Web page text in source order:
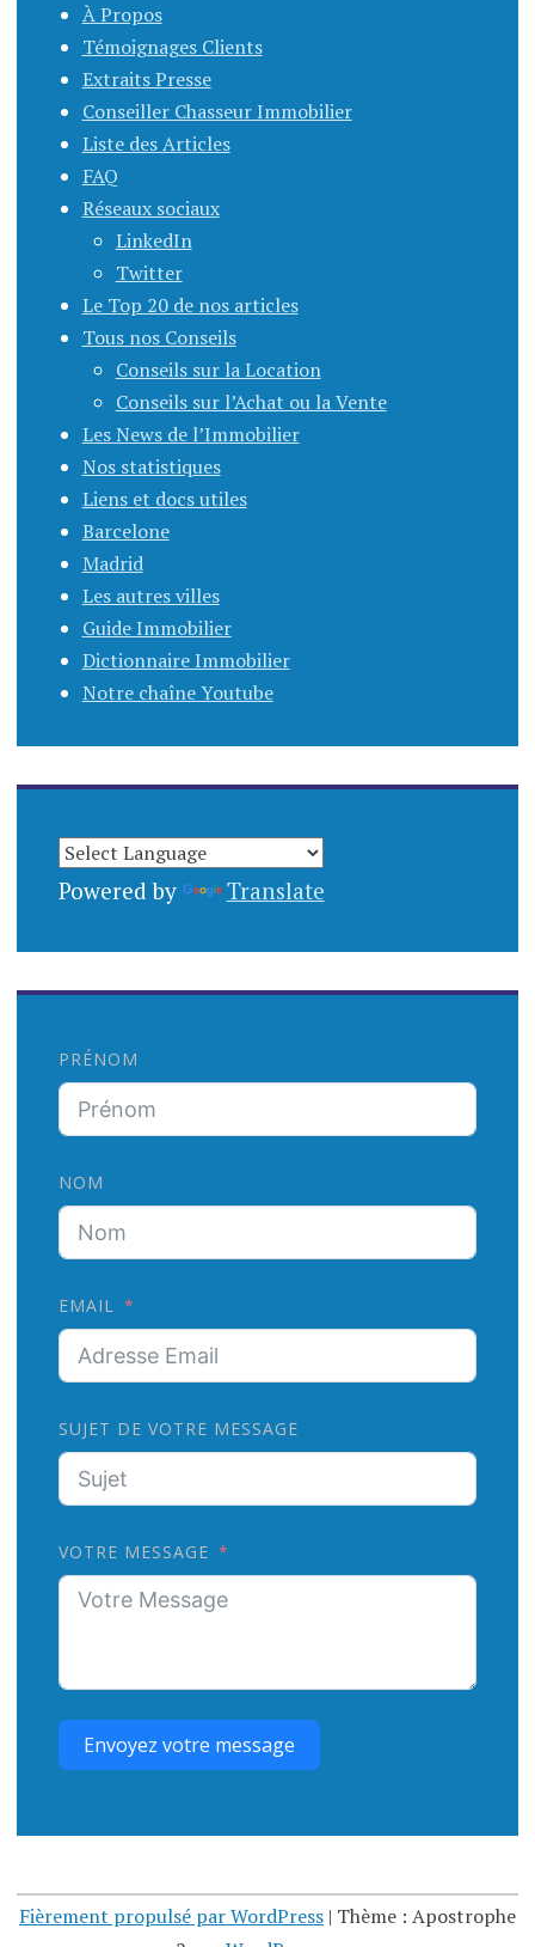
À Propos
Témoignages Clients
Extraits Presse
Conseiller Chasseur Immobilier
Liste des Articles
FAQ
Réseaux sociaux
LinkedIn
Twitter
Le Top 20 de nos articles
Tous nos Conseils
Conseils sur la Location
Conseils sur l’Achat ou la Vente
Les News de l’Immobilier
Nos statistiques
Liens et docs utiles
Barcelone
Madrid
Les autres villes
Guide Immobilier
Dictionnaire Immobilier
Notre chaîne Youtube
Powered by Translate
PRÉNOM
NOM
EMAIL
SUJET DE VOTRE MESSAGE
VOTRE MESSAGE
Envoyez votre message
Fièrement propulsé par WordPress | Thème : Apostrophe